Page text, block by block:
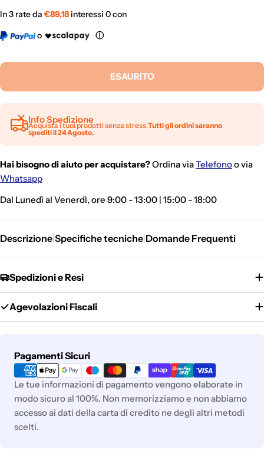
In 3 rate da €89,18 interessi 0 con
o
Ⓘ
ESAURITO
Info Spedizione
Acquista i tuoi prodotti senza stress.Tutti gli ordini saranno
spediti il 24 Agosto.
Hai bisogno di aiuto per acquistare?Ordina viaTelefonoo via
Whatsapp
Dal Lunedì al Venerdì, ore 9:00 - 13:00 | 15:00 - 18:00
Descrizione Specifiche tecniche Domande Frequenti
Spedizioni e Resi
Agevolazioni Fiscali
Pagamenti Sicuri
Metodi
di
pagamento
Le tue informazioni di pagamento vengono elaborate in
modo sicuro al 100%. Non memorizziamo e non abbiamo
accesso ai dati della carta di credito ne degli altri metodi
scelti.